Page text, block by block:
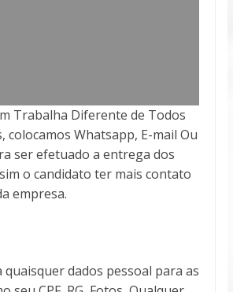
Trabalha Diferente de Todos
colocamos Whatsapp, E-mail Ou
ser efetuado a entrega dos
o candidato ter mais contato
empresa.
quaisquer dados pessoal para as